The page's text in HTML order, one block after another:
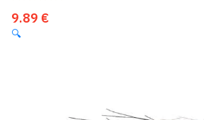
9.89 €
🔍